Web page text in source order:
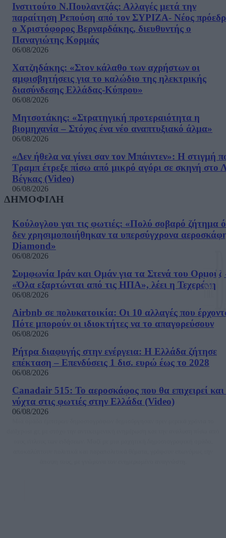
Ινστιτούτο Ν.Πουλαντζάς: Αλλαγές μετά την
παραίτηση Ρεπούση από τον ΣΥΡΙΖΑ- Νέος
ο Χριστόφορος Βερναρδάκης, διευθυντής ο
Παναγιώτης Κορμάς
06/08/2026
Χατζηδάκης: «Στον κάλαθο των αχρήστων οι
αμφισβητήσεις για το καλώδιο της ηλεκτρικής
διασύνδεσης Ελλάδας-Κύπρου»
06/08/2026
Μητσοτάκης: «Στρατηγική προτεραιότητα η
βιομηχανία – Στόχος ένα νέο αναπτυξιακό άλμα»
06/08/2026
«Δεν ήθελα να γίνει σαν τον Μπάιντεν»: Η στιγμή
Τραμπ έτρεξε πίσω από μικρό αγόρι σε σκηνή στο
Βέγκας (Video)
06/08/2026
ΔΗΜΟΦΙΛΗ
Κούλογλου γαι τις φωτιές: «Πολύ σοβαρό ζήτημα
δεν χρησιμοποιήθηκαν τα υπερσύγχρονα
Diamond»
06/08/2026
Συμφωνία Ιράν και Ομάν για τα Στενά του Ορμούζ
«Όλα εξαρτώνται από τις ΗΠΑ», λέει η Τεχεράνη
06/08/2026
Airbnb σε πολυκατοικία: Οι 10 αλλαγές που
Πότε μπορούν οι ιδιοκτήτες να το απαγορεύσουν
06/08/2026
Ρήτρα διαφυγής στην ενέργεια: Η Ελλάδα ζήτησε
επέκταση – Επενδύσεις 1 δισ. ευρώ έως το 2028
06/08/2026
Canadair 515: Το αεροσκάφος που θα επιχειρεί
νύχτα στις φωτιές στην Ελλάδα (Video)
06/08/2026